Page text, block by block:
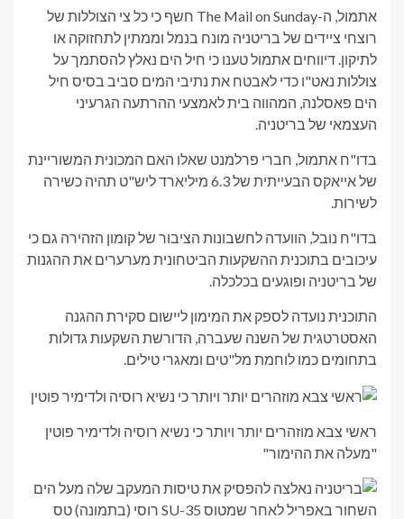
אתמול, ה-The Mail on Sunday חשף כי כל צי הצוללות של
רוצחי ציידים של בריטניה מונח בנמל וממתין לתחזוקה או
לתיקון. דיווחים אתמול טענו כי חיל הים נאלץ להסתמך על
צוללות נאט"ו כדי לאבטח את נתיבי המים סביב בסיס חיל
הים פאסלנה, המהווה בית לאמצעי ההרתעה הגרעיני
העצמאי של בריטניה.
בדו"ח אתמול, חברי פרלמנט שאלו האם המכונית המשוריינת
של אייאקס הבעייתית של 6.3 מיליארד ליש"ט תהיה כשירה
לשירות.
בדו"ח נובל, הוועדה לחשבונות הציבור של קומון הזהירה גם כי
עיכובים בתוכנית ההשקעות הביטחונית מערערים את ההגנות
של בריטניה ופוגעים בכלכלה.
התוכנית נועדה לספק את המימון ליישום סקירת ההגנה
האסטרטגית של השנה שעברה, הדורשת השקעות גדולות
בתחומים כמו לוחמת מל"טים ומאגרי טילים.
ראשי צבא מוזהרים יותר ויותר כי נשיא רוסיה ולדימיר פוטין
"מעלה את ההימור"